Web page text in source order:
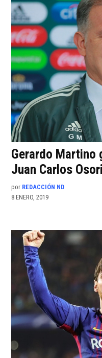
Gerardo Martino
Juan Carlos
por REDACCIÓN ND
8 ENERO, 2019